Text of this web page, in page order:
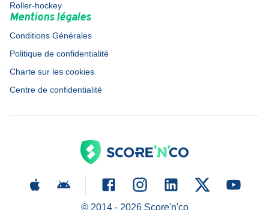
Roller-hockey
Mentions légales
Conditions Générales
Politique de confidentialité
Charte sur les cookies
Centre de confidentialité
© 2014 - 2026Score'n'co